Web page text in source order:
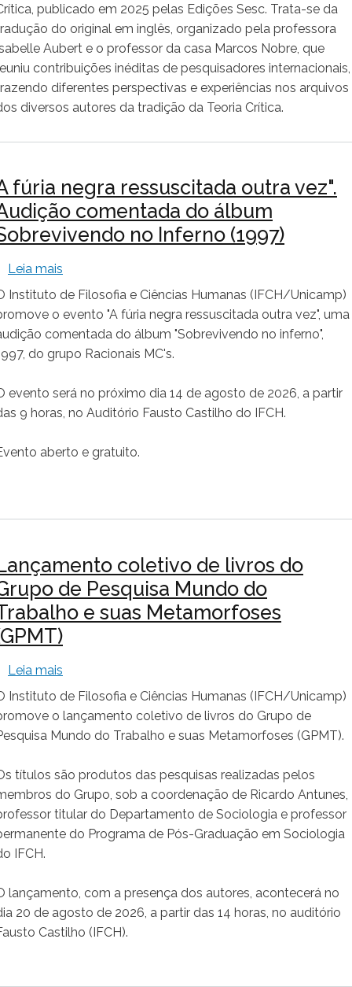
publicado em 2025 pelas Edições Sesc. Trata-se da
do original em inglês, organizado pela professora
Aubert e o professor da casa Marcos Nobre, que
contribuições inéditas de pesquisadores internacionais,
diferentes perspectivas e experiências nos arquivos
diversos autores da tradição da Teoria Crítica.
fúria negra ressuscitada outra vez".
comentada do álbum
no Inferno (1997)
Leia mais
Instituto de Filosofia e Ciências Humanas (IFCH/Unicamp)
o evento "A fúria negra ressuscitada outra vez", uma
comentada do álbum "Sobrevivendo no inferno",
do grupo Racionais MC's.
evento será no próximo dia 14 de agosto de 2026, a partir
9 horas, no Auditório Fausto Castilho do IFCH.
aberto e gratuito.
coletivo de livros do
de Pesquisa Mundo do
e suas Metamorfoses
Leia mais
Instituto de Filosofia e Ciências Humanas (IFCH/Unicamp)
o lançamento coletivo de livros do Grupo de
Mundo do Trabalho e suas Metamorfoses (GPMT).
títulos são produtos das pesquisas realizadas pelos
do Grupo, sob a coordenação de Ricardo Antunes,
titular do Departamento de Sociologia e professor
do Programa de Pós-Graduação em Sociologia
IFCH.
lançamento, com a presença dos autores, acontecerá no
20 de agosto de 2026, a partir das 14 horas, no auditório
Castilho (IFCH).